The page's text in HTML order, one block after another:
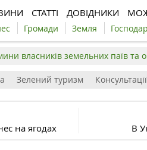
СТАТТІ ДОВІДНИКИ
Громади Земля
власників земельних паїв та
Зелений туризм Консультації
на ягодах В